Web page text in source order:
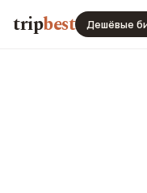
tripbest Дешёвые